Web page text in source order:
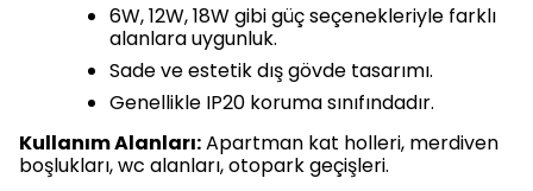
6W, 12W, 18W gibi güç seçenekleriyle farklı
alanlara uygunluk.
Sade ve estetik dış gövde tasarımı.
Genellikle IP20 koruma sınıfındadır.
Kullanım Alanları:Apartman kat holleri, merdiven
boşlukları, wc alanları, otopark geçişleri.